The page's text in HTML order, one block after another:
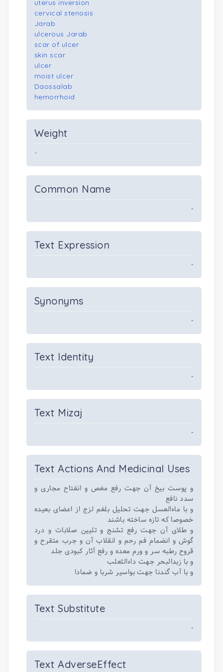
uterus inversion
cervical stenosis
Jarab
ulcerous Jarab
scar of ulcer
skin scar
ulcer
moist ulcer
Daossalab
hemorrhoid
Weight
-
Common Name
-
Text Expression
-
Synonyms
-
Text Identity
-
Text Mizaj
-
Text Actions And Medicinal Uses
و پوست بیخ آن جهت رفع مغص و انفتاح مجاری و
سدد نافع
و با ماءالعسل جهت تحلیل بلغم لزج از اعضای بعیده
خصوصا که تازه ساخته باشند
و طلای آن جهت رفع تشنج و تلیین صلابات و درد
گوش و انضمام فم رحم و انقلاب آن و جرب متقرح و
قروح رطبه سر و ورم معده و رفع آثار کبودی جلد
و با زبدالبحر جهت داءالثعلب
و با آب گندنا جهت بواسیر شربا و ضمادا
Text Substitute
-
Text AdverseEffect